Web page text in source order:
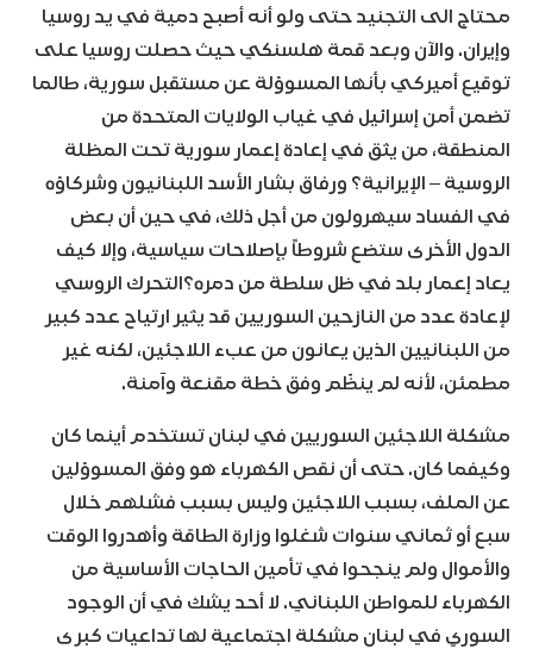
محتاج الى التجنيد حتى ولو أنه أصبح دمية في يد روسيا
وإيران. والآن وبعد قمة هلسنكي حيث حصلت روسيا على
توقيع أميركي بأنها المسوؤلة عن مستقبل سورية، طالما
تضمن أمن إسرائيل في غياب الولايات المتحدة من
المنطقة، من يثق في إعادة إعمار سورية تحت المظلة
الروسية – الإيرانية؟ ورفاق بشار الأسد اللبنانيون وشركاؤه
في الفساد سيهرولون من أجل ذلك، في حين أن بعض
الدول الأخرى ستضع شروطاً بإصلاحات سياسية، وإلا كيف
يعاد إعمار بلد في ظل سلطة من دمره؟التحرك الروسي
لإعادة عدد من النازحين السوريين قد يثير ارتياح عدد كبير
من اللبنانيين الذين يعانون من عبء اللاجئين، لكنه غير
مطمئن، لأنه لم ينظّم وفق خطة مقنعة وآمنة.
مشكلة اللاجئين السوريين في لبنان تستخدم أينما كان
وكيفما كان. حتى أن نقص الكهرباء هو وفق المسوؤلين
عن الملف، بسبب اللاجئين وليس بسبب فشلهم خلال
سبع أو ثماني سنوات شغلوا وزارة الطاقة وأهدروا الوقت
والأموال ولم ينجحوا في تأمين الحاجات الأساسية من
الكهرباء للمواطن اللبناني. لا أحد يشك في أن الوجود
السوري في لبنان مشكلة اجتماعية لها تداعيات كبرى